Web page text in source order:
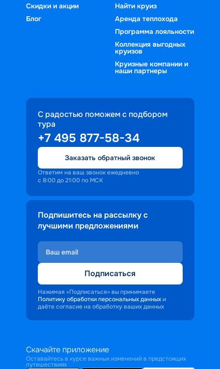
Скидки и акции
Блог
Найти круиз
Аренда теплохода
Программа лояльности
Коллекция выгодных
круизов
Круизные компании и
наши партнеры
С радостью поможем с подбором
тура
+7 495 877-58-34
Заказать обратный звонок
Ответим на ваш звонок ежедневно
с 8:00 до 21:00 по МСК
Подпишитесь на рассылку с
лучшими предложениями
Подписаться
Нажимая «Подписаться» вы принимаете
Политику обработки персональных данных и
даёте согласие на обработку ваших данных
Скачайте приложение
Оставайтесь в курсе важных изменений в предстоящих
путешествиях